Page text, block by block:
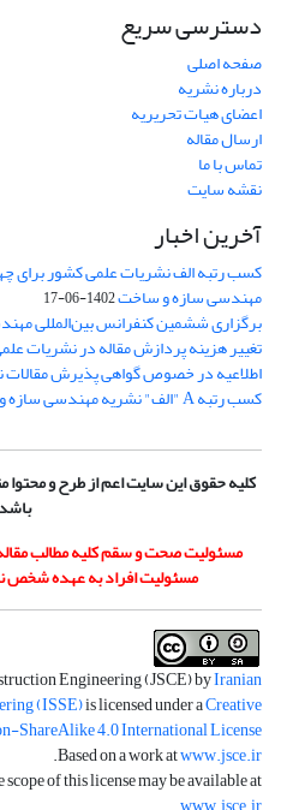
دسترسی سریع
صفحه اصلی
درباره نشریه
اعضای هیات تحریریه
ارسال مقاله
تماس با ما
نقشه سایت
آخرین اخبار
کسب رتبه الف نشریات علمی کشور برای
مهندسی سازه و ساخت1402-06-17
برگزاری ششمین کنفرانس بین‌المللی
تغییر هزینه پردازش مقاله در نشریات
اطلاعیه در خصوص گواهی پذیرش مقالات
کسب رتبه A "الف" نشریه مهندسی سازه و ساخت
کلیه حقوق این سایت اعم از طرح و
مسئولیت صحت و سقم کلیه مطالب
مسئولیت افراد به عهده شخص
Engineering (JSCE) byIranian
(ISSE)is licensed under aCreative
ShareAlike 4.0 International License
Based on a work atwww.jsce.ir
.
of this license may be available at